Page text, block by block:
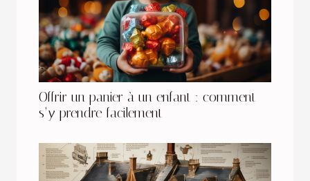
Offrir un panier à un enfant : comment
s’y prendre facilement